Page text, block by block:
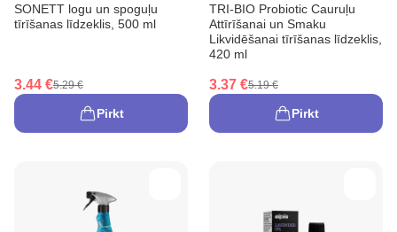
SONETT logu un spoguļu
tīrīšanas līdzeklis, 500 ml
3.44 €5.29 €
Pirkt
TRI-BIO Probiotic Cauruļu
Attīrīšanai un Smaku
Likvidēšanai tīrīšanas līdzeklis,
420 ml
3.37 €5.19 €
Pirkt